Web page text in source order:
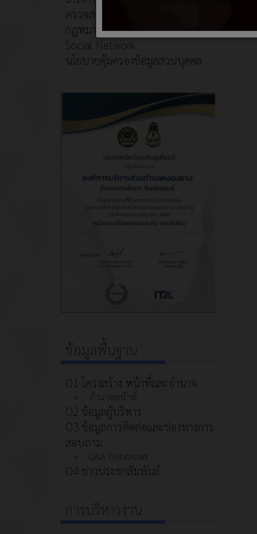
ตรวจสอบภายใน
กฎหมายที่เกี่ยวข้อง
Social Network
นโยบายคุ้มครองข้อมูลส่วนบุคคล
ข้อมูลพื้นฐาน
O1 โครงสร้าง หน้าที่และอำนาจ
อำนาจหน้าที่
O2 ข้อมูลผู้บริหาร
O3 ข้อมูลการติดต่อและช่องทางการ
สอบถาม
Q&A Webbroad
O4 ข่าวประชาสัมพันธ์
การบริหารงาน